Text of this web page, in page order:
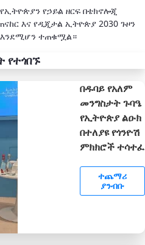
የኃይል ዘርፍ በቴክኖሎጂ
እና የዲጂታል ኢትዮጵያ 2030 ጉዞን
እንደሚሆን ተጠቁሟል።
የተጎበኙ
በዱባይ የአለም
መንግስታት ጉባዔ
የኢትዮጵያ ልዑክ
በተለያዩ የጎንዮሽ
ምክክሮች ተሳተፈ
ተጨማሪ
ያንብቡ